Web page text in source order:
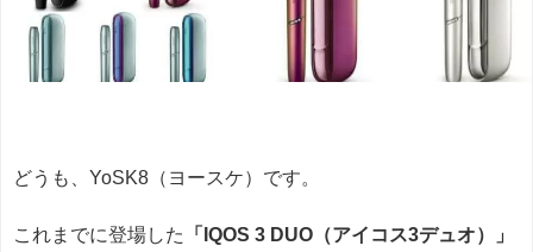
どうも、YoSK8（ヨースケ）です。
これまでに登場した
「IQOS 3 DUO（アイコス3デュオ）」